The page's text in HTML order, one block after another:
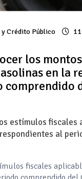
y Crédito Público
los
en la
estímulos
al
fiscales